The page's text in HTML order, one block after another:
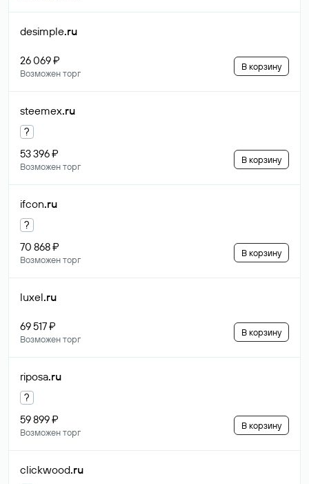
desimple.ru
26 069 ₽
Возможен торг
В корзину
steemex.ru
?
53 396 ₽
Возможен торг
В корзину
ifcon.ru
?
70 868 ₽
Возможен торг
В корзину
luxel.ru
69 517 ₽
Возможен торг
В корзину
riposa.ru
?
59 899 ₽
Возможен торг
В корзину
clickwood.ru